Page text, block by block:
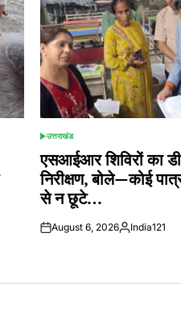
POSTED
IN
उत्तराखंड
एसआईआर शिविरों का
निरीक्षण, बोले—कोई
से न छूटे…
August 6, 2026Posted
India121